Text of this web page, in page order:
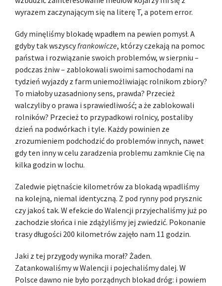
wyrazem zaczynającym się na literę T, a potem error.
Gdy minęliśmy blokadę wpadłem na pewien pomysł. A
gdyby tak wszyscyfrankowicze, którzy czekają na pomoc
państwa i rozwiązanie swoich problemów, w sierpniu –
podczas żniw – zablokowali swoimi samochodami na
tydzień wyjazdy z farm uniemożliwiając rolnikom zbiory?
To miałoby uzasadniony sens, prawda? Przecież
walczyliby o prawa i sprawiedliwość; a że zablokowali
rolników? Przecież to przypadkowi rolnicy, postaliby
dzień na podwórkach i tyle. Każdy powinien ze
zrozumieniem podchodzić do problemów innych, nawet
gdy ten inny w celu zaradzenia problemu zamknie Cię na
kilka godzin w lochu.
Zaledwie piętnaście kilometrów za blokadą wpadliśmy
na kolejną, niemal identyczną. Z pod rynny pod prysznic
czy jakoś tak. W efekcie do Walencji przyjechaliśmy już po
zachodzie słońca i nie zdążyliśmy jej zwiedzić. Pokonanie
trasy długości 200 kilometrów zajęło nam 11 godzin.
Jaki z tej przygody wynika morał? Żaden.
Zatankowaliśmy w Walencji i pojechaliśmy dalej. W
Polsce dawno nie było porządnych blokad dróg: i powiem